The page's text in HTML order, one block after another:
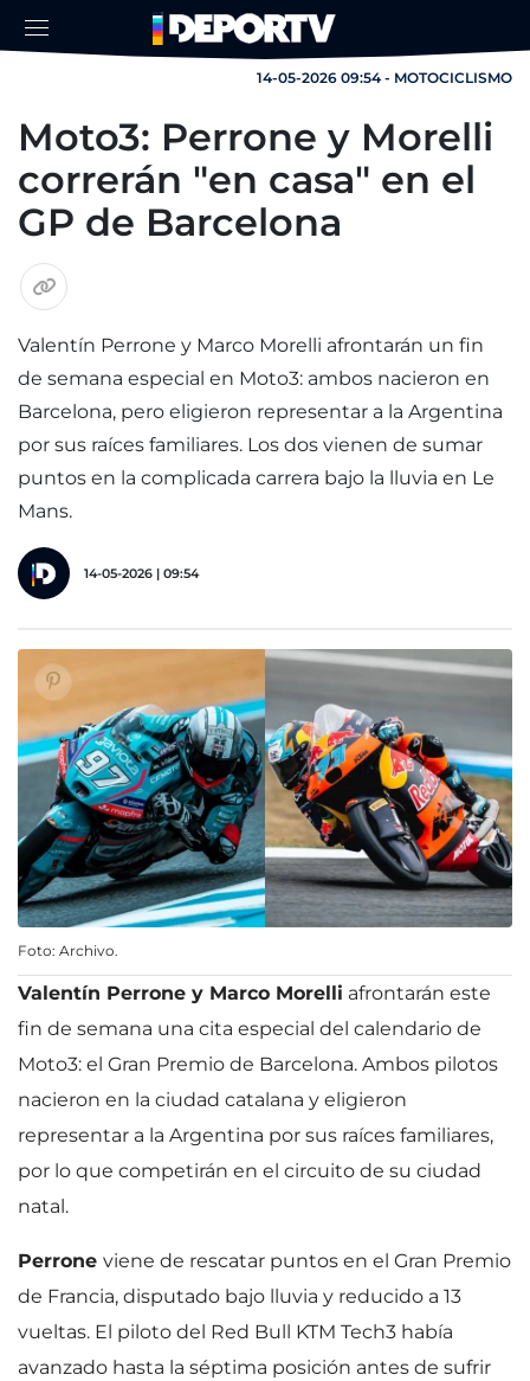
14-05-2026 09:54 - MOTOCICLISMO
Moto3: Perrone y Morelli
correrán "en casa" en el
GP de Barcelona
Valentín Perrone y Marco Morelli afrontarán un fin
de semana especial en Moto3: ambos nacieron en
Barcelona, pero eligieron representar a la Argentina
por sus raíces familiares. Los dos vienen de sumar
puntos en la complicada carrera bajo la lluvia en Le
Mans.
14-05-2026 | 09:54
Foto: Archivo.
Valentín Perrone y Marco Morelli afrontarán este
fin de semana una cita especial del calendario de
Moto3: el Gran Premio de Barcelona. Ambos pilotos
nacieron en la ciudad catalana y eligieron
representar a la Argentina por sus raíces familiares,
por lo que competirán en el circuito de su ciudad
natal.
Perrone viene de rescatar puntos en el Gran Premio
de Francia, disputado bajo lluvia y reducido a 13
vueltas. El piloto del Red Bull KTM Tech3 había
avanzado hasta la séptima posición antes de sufrir